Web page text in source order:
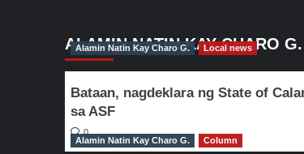
ALAMIN NATIN KAY CHARO G.
Alamin Natin Kay Charo G. Local news
Bataan, nagdeklara ng State of
sa ASF
0
Alamin Natin Kay Charo G.
Column